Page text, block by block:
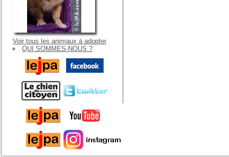
Voir tous les animaux à adopter
QUI SOMMES-NOUS ?